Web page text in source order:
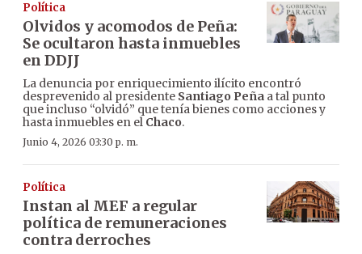
Política
Olvidos y acomodos de Peña:
Se ocultaron hasta inmuebles
en DDJJ
La denuncia por enriquecimiento ilícito encontró
desprevenido al presidente Santiago Peña a tal punto
que incluso “olvidó” que tenía bienes como acciones y
hasta inmuebles en el Chaco.
Junio 4, 2026 03:30 p. m.
Política
Instan al MEF a regular
política de remuneraciones
contra derroches